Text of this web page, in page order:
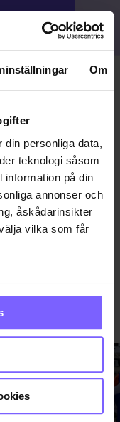
Om
din personliga data,
teknologi såsom
information på din
annonser och
åskådarinsikter
vilka som får
plats
till flera meter
aktivt skanna den
uppgifter
när som